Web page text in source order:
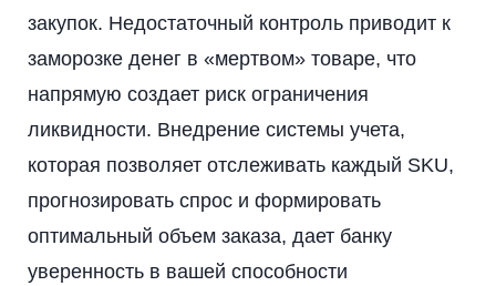
закупок. Недостаточный контроль приводит к
заморозке денег в «мертвом» товаре, что
напрямую создает риск ограничения
ликвидности. Внедрение системы учета,
которая позволяет отслеживать каждый SKU,
прогнозировать спрос и формировать
оптимальный объем заказа, дает банку
уверенность в вашей способности